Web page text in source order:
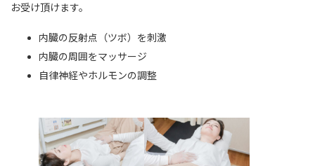
お受け頂けます。
内臓の反射点（ツボ）を刺激
内臓の周囲をマッサージ
自律神経やホルモンの調整